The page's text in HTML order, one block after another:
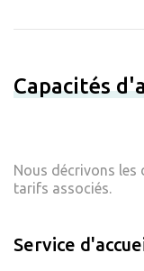
Capacités
Nous décrivons les
tarifs associés.
Service